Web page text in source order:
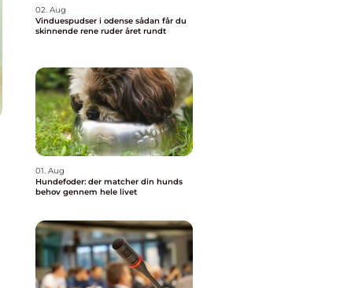
02. Aug
Vinduespudser i odense sådan får du
skinnende rene ruder året rundt
01. Aug
Hundefoder: der matcher din hunds
behov gennem hele livet